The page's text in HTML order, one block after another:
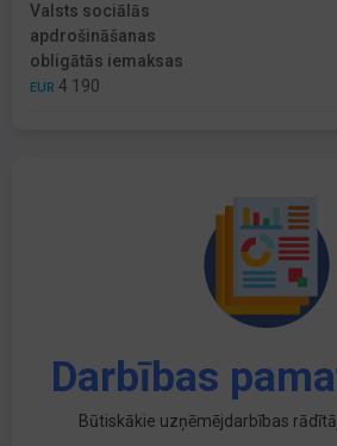
Valsts sociālās
apdrošināšanas
obligātās iemaksas
EUR 4 190
Darbības
Būtiskākie uzņēmējdarbības